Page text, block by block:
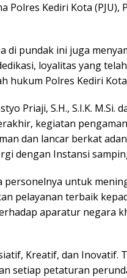
Polres Kediri Kota
di pundak ini juga
loyalitas yang
hukum Polres Kediri
Priaji, S.H., S.I.K.
kegiatan
dan lancar berkat
dengan Instansi
personelnya untuk
pelayanan terbaik
aparatur negara
Kreatif, dan Inovatif.
setiap petaturan